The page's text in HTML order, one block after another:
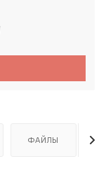
ФАЙЛЫ